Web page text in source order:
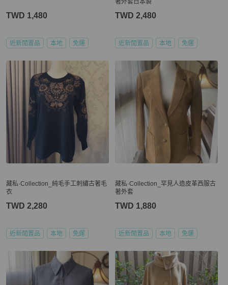
TWD 1,480
近新閒置品 本地 免運
著外套日本製
TWD 2,480
近新閒置品 本地 免運
藏私·Collection_純毛手工刺繡古著毛
衣
TWD 2,280
近新閒置品 本地 免運
藏私·Collection_罕見人造皮革西服古
著外套
TWD 1,880
近新閒置品 本地 免運